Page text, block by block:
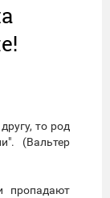
то род
(Вальтер
пропадают